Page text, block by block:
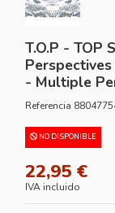
T.O.P - TOP
Perspectives
- Multiple
Referencia
NO DISPONIBLE
22,95 €
IVA incluido